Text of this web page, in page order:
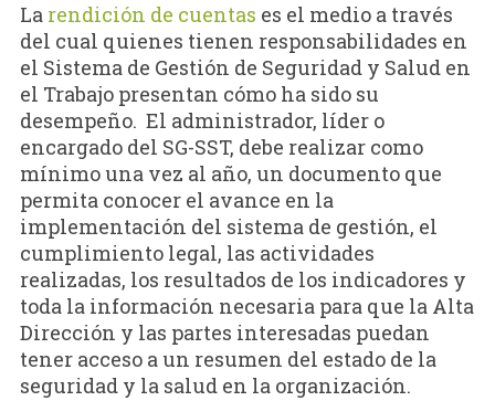
La rendición de cuentas es el medio a través
del cual quienes tienen responsabilidades en
el Sistema de Gestión de Seguridad y Salud en
el Trabajo presentan cómo ha sido su
desempeño. El administrador, líder o
encargado del SG-SST, debe realizar como
mínimo una vez al año, un documento que
permita conocer el avance en la
implementación del sistema de gestión, el
cumplimiento legal, las actividades
realizadas, los resultados de los indicadores y
toda la información necesaria para que la Alta
Dirección y las partes interesadas puedan
tener acceso a un resumen del estado de la
seguridad y la salud en la organización.